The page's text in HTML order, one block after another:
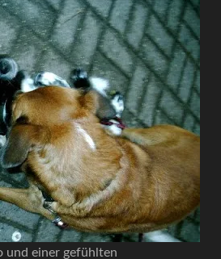
und einer gefühlten